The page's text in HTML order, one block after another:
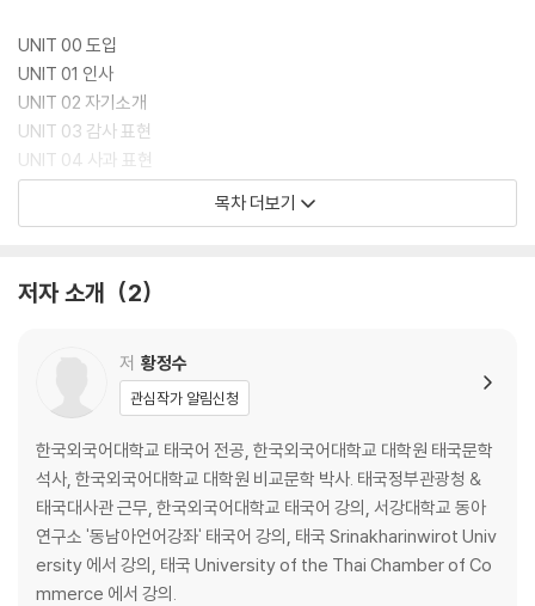
UNIT 00 도입
UNIT 01 인사
UNIT 02 자기소개
UNIT 03 감사 표현
UNIT 04 사과 표현
UNIT 05 대상 묻기
UNIT 09 개인 신상
UNIT 12 가족 소개
UNIT 13 취미
UNIT 14 음식
UNIT 15 디저트
UNIT 16 여가 생활
UNIT 17 쇼핑
UNIT 18 증상과 처방
UNIT 19 계절과 일기예보
목차 더보기
저자 소개 2
저 황정수
관심작가 알림신청
한국외국어대학교 태국어 전공, 한국외국어대학교 대학원 태국문학
석사, 한국외국어대학교 대학원 비교문학 박사. 태국정부관광청 &
태국대사관 근무, 한국외국어대학교 태국어 강의, 서강대학교 동아
연구소 '동남아언어강좌' 태국어 강의, 태국 Srinakharinwirot Univ
ersity 에서 강의, 태국 University of the Thai Chamber of Co
mmerce 에서 강의.